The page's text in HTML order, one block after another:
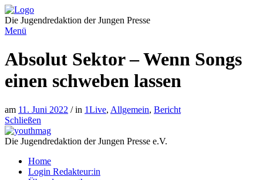
Direkt
zum
Inhalt
Die Jugendredaktion der Jungen Presse
Menü
Absolut Sektor – Wenn Songs
einen schweben lassen
am 11. Juni 2022 / in 1Live, Allgemein, Bericht
Schließen
Die Jugendredaktion der Jungen Presse e.V.
Home
Login Redakteur:in